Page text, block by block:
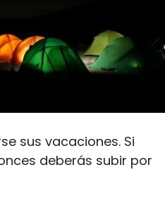
sus vacaciones. Si
deberás subir por